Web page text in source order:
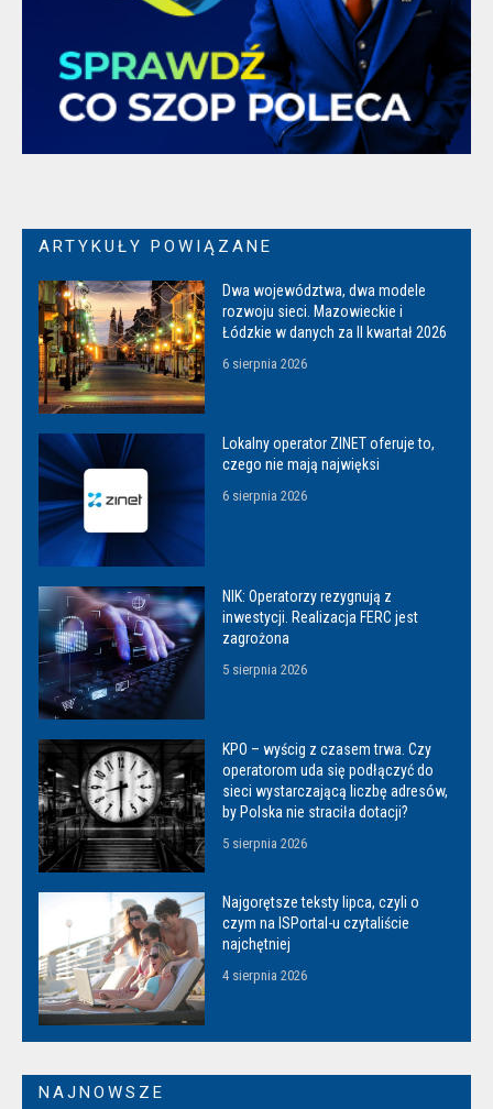
ARTYKUŁY POWIĄZANE
Dwa województwa, dwa modele
rozwoju sieci. Mazowieckie i
Łódzkie w danych za II kwartał 2026
6 sierpnia 2026
Lokalny operator ZINET oferuje to,
czego nie mają najwięksi
6 sierpnia 2026
NIK: Operatorzy rezygnują z
inwestycji. Realizacja FERC jest
zagrożona
5 sierpnia 2026
KPO – wyścig z czasem trwa. Czy
operatorom uda się podłączyć do
sieci wystarczającą liczbę adresów,
by Polska nie straciła dotacji?
5 sierpnia 2026
Najgorętsze teksty lipca, czyli o
czym na ISPortal-u czytaliście
najchętniej
4 sierpnia 2026
NAJNOWSZE